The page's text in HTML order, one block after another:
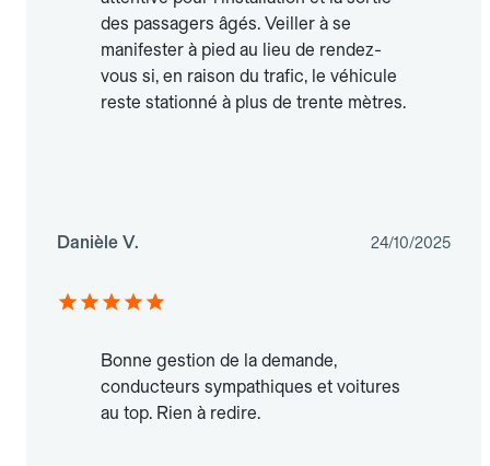
des passagers âgés. Veiller à se
manifester à pied au lieu de rendez-
vous si, en raison du trafic, le véhicule
reste stationné à plus de trente mètres.
Danièle V. 24/10/2025
Bonne gestion de la demande,
conducteurs sympathiques et voitures
au top. Rien à redire.